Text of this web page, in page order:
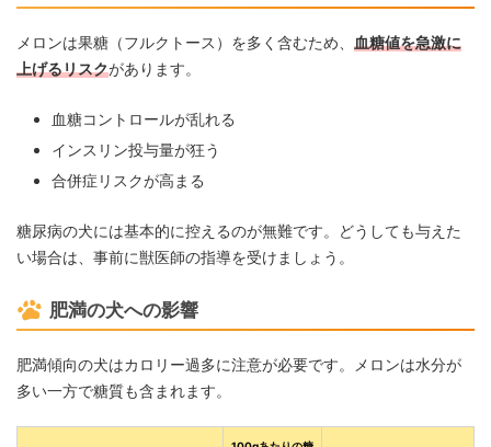
メロンは果糖（フルクトース）を多く含むため、 血糖値を急激に
上げるリスクがあります。
血糖コントロールが乱れる
インスリン投与量が狂う
合併症リスクが高まる
糖尿病の犬には基本的に控えるのが無難です。どうしても与えた
い場合は、事前に獣医師の指導を受けましょう。
肥満の犬への影響
肥満傾向の犬はカロリー過多に注意が必要です。メロンは水分が
多い一方で糖質も含まれます。